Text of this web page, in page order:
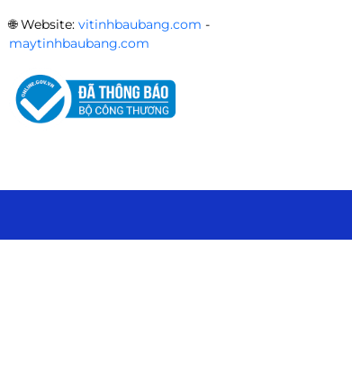
🌐Website: vitinhbaubang.com -
maytinhbaubang.com